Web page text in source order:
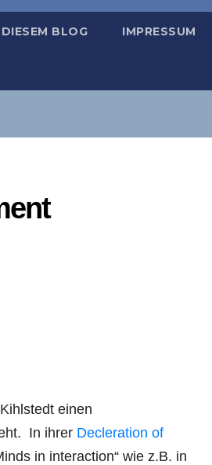
BLOG IMPRESSUM
einen
In ihrer Decleration of
in interaction“ wie z.B. in